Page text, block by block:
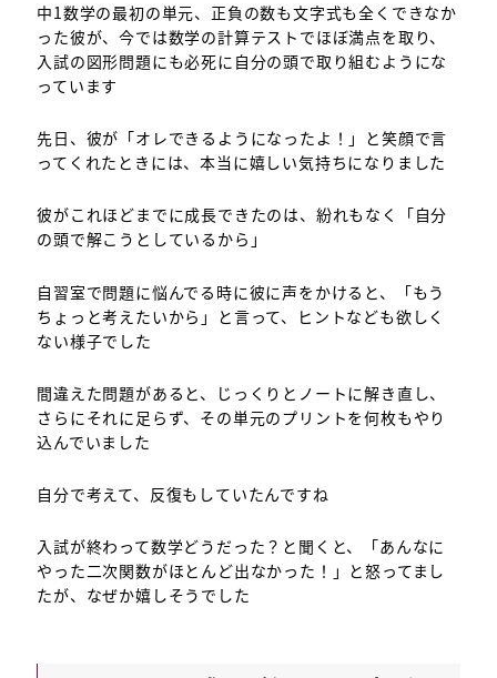
中1数学の最初の単元、正負の数も文字式も全くできなか
った彼が、今では数学の計算テストでほぼ満点を取り、
入試の図形問題にも必死に自分の頭で取り組むようにな
っています
先日、彼が「オレできるようになったよ！」と笑顔で言
ってくれたときには、本当に嬉しい気持ちになりました
彼がこれほどまでに成長できたのは、紛れもなく「自分
の頭で解こうとしているから」
自習室で問題に悩んでる時に彼に声をかけると、「もう
ちょっと考えたいから」と言って、ヒントなども欲しく
ない様子でした
間違えた問題があると、じっくりとノートに解き直し、
さらにそれに足らず、その単元のプリントを何枚もやり
込んでいました
自分で考えて、反復もしていたんですね
入試が終わって数学どうだった？と聞くと、「あんなに
やった二次関数がほとんど出なかった！」と怒ってまし
たが、なぜか嬉しそうでした